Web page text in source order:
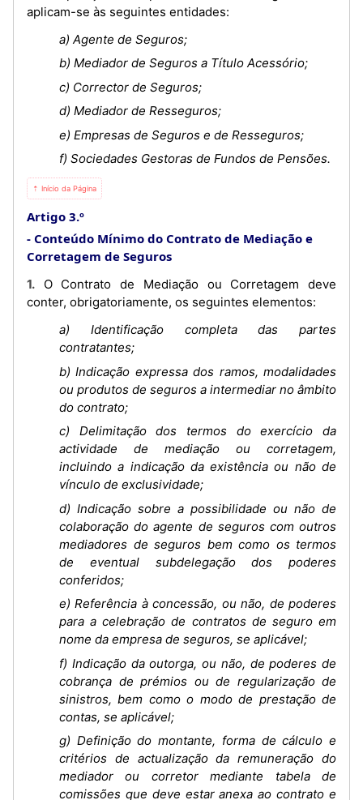
aplicam-se às seguintes entidades:
a) Agente de Seguros;
b) Mediador de Seguros a Título Acessório;
c) Corrector de Seguros;
d) Mediador de Resseguros;
e) Empresas de Seguros e de Resseguros;
f) Sociedades Gestoras de Fundos de Pensões.
⇡ Início da Página
Artigo 3.º
Conteúdo Mínimo do Contrato de Mediação e
Corretagem de Seguros
1. O Contrato de Mediação ou Corretagem deve
conter, obrigatoriamente, os seguintes elementos:
a) Identificação completa das partes
contratantes;
b) Indicação expressa dos ramos, modalidades
ou produtos de seguros a intermediar no âmbito
do contrato;
c) Delimitação dos termos do exercício da
actividade de mediação ou corretagem,
incluindo a indicação da existência ou não de
vínculo de exclusividade;
d) Indicação sobre a possibilidade ou não de
colaboração do agente de seguros com outros
mediadores de seguros bem como os termos
de eventual subdelegação dos poderes
conferidos;
e) Referência à concessão, ou não, de poderes
para a celebração de contratos de seguro em
nome da empresa de seguros, se aplicável;
f) Indicação da outorga, ou não, de poderes de
cobrança de prémios ou de regularização de
sinistros, bem como o modo de prestação de
contas, se aplicável;
g) Definição do montante, forma de cálculo e
critérios de actualização da remuneração do
mediador ou corretor mediante tabela de
comissões que deve estar anexa ao contrato e